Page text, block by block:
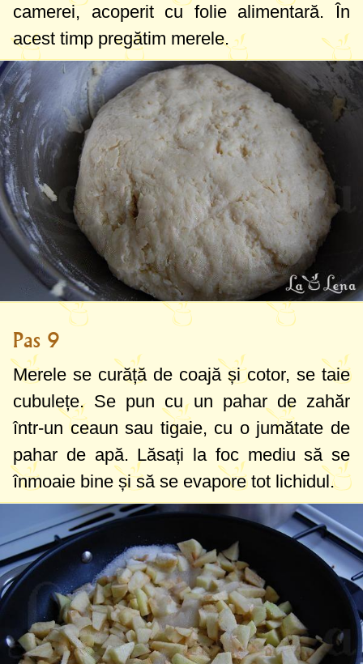
camerei, acoperit cu folie alimentară. În
acest timp pregătim merele.
Pas 9
Merele se curăță de coajă și cotor, se taie
cubulețe. Se pun cu un paharde zahăr
într-un ceaun sau tigaie, cu o jumătate de
pahar de apă. Lăsați la foc mediu să se
înmoaie bine și să se evapore tot lichidul.